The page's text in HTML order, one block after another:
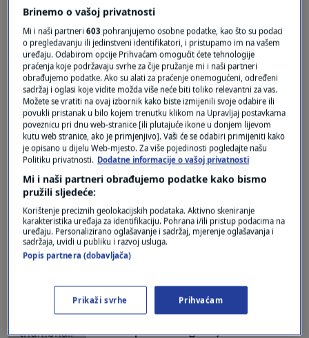
VIJESTI|7. lip.| 0
Šefica Sinn Feina ispričala se zbog
atentata IRA-e na ujaka princa Philipa
SVIJET| 18. tra.| 0
Oglas
pregovore o koaliciji
SVIJET|13. velj.
Sinn Fein postao druga najveća
Brinemo o vašoj privatnosti
Mi i naši partneri603 pohranjujemo osobne podatke, kao što su podaci
o pregledavanju ili jedinstveni identifikatori, i pristupamo im na vašem
uređaju. Odabirom opcije Prihvaćam omogućit ćete tehnologije
praćenja koje podržavaju svrhe za čije pružanje mi i naši partneri
obrađujemo podatke. Ako su alati za praćenje onemogućeni, određeni
sadržaj i oglasi koje vidite možda više neće biti toliko relevantni za vas.
Možete se vratiti na ovaj izbornik kako biste izmijenili svoje odabire ili
povukli pristanak u bilo kojem trenutku klikom na Upravljaj postavkama
poveznicu pri dnu web-stranice [ili plutajuće ikone u donjem lijevom
kutu web stranice, ako je primjenjivo]. Vaši će se odabiri primijeniti kako
je opisano u dijelu Web-mjesto. Za više pojedinosti pogledajte našu
Politiku privatnosti. Dodatne informacije o vašoj privatnosti
Mi i naši partneri obrađujemo podatke kako bismo
pružili sljedeće:
Korištenje preciznih geolokacijskih podataka. Aktivno skeniranje
karakteristika uređaja za identifikaciju. Pohrana i/ili pristup podacima na
uređaju. Personalizirano oglašavanje i sadržaj, mjerenje oglašavanja i
sadržaja, uvidi u publiku i razvoj usluga.
Popis partnera (dobavljača)
Prikaži svrhe Prihvaćam